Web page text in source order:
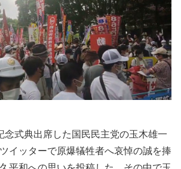
式典出席した国民民主党の玉木雄一
イッターで原爆犠牲者へ哀悼の誠を捧